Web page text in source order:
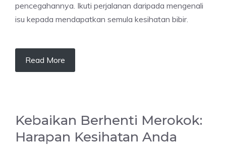
pencegahannya. Ikuti perjalanan daripada mengenali
isu kepada mendapatkan semula kesihatan bibir.
Read More
Kebaikan Berhenti Merokok:
Harapan Kesihatan Anda